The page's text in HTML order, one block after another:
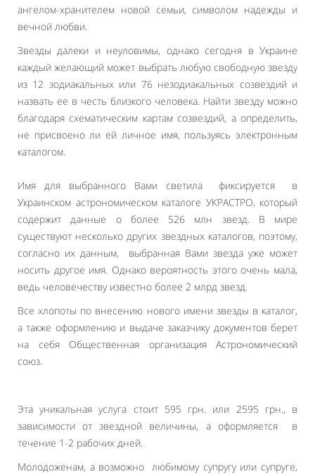
ангелом-хранителем новой семьи, символом надежды и
вечной любви.
Звезды далеки и неуловимы, однако сегодня в Украине
каждый желающий может выбрать любую свободную звезду
из 12 зодиакальных или 76 незодиакальных созвездий и
назвать ее в честь близкого человека. Найти звезду можно
благодаря схематическим картам созвездий, а определить,
не присвоено ли ей личное имя, пользуясь электронным
каталогом.
Имя для выбранного Вами светила фиксируется в
Украинском астрономическом каталоге УКРАСТРО, который
содержит данные о более 526 млн звезд. В мире
существуют несколько других звездных каталогов, поэтому,
согласно их данным, выбранная Вами звезда уже может
носить другое имя. Однако вероятность этого очень мала,
ведь человечеству известно более 2 млрд звезд.
Все хлопоты по внесению нового имени звезды в каталог,
а также оформлению и выдаче заказчику документов берет
на себя Общественная организация Астрономический
союз.
Эта уникальная услуга стоит 595 грн. или 2595 грн., в
зависимости от звездной величины, а оформляется в
течение 1-2 рабочих дней.
Молодоженам, а возможно любимому супругу или супруге,